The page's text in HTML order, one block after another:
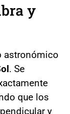
y
astronómico
. Se
que los
y